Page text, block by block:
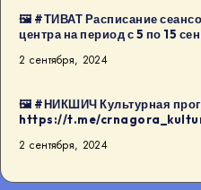
🖼 #ТИВАТ Расписание
центра на период с 5 по 15
2 сентября, 2024
🖼 #НИКШИЧ Культурная
https://t.me/
2 сентября, 2024